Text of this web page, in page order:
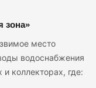
зона»
место
водоснабжения
коллекторах, где: